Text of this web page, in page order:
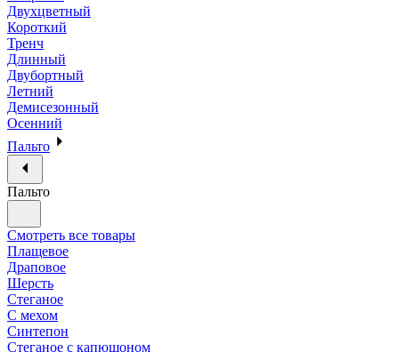
Двухцветный
Короткий
Тренч
Длинный
Двубортный
Летний
Демисезонный
Осенний
Пальто
Пальто
Смотреть все товары
Плащевое
Драповое
Шерсть
Стеганое
С мехом
Синтепон
Стеганое с капюшоном